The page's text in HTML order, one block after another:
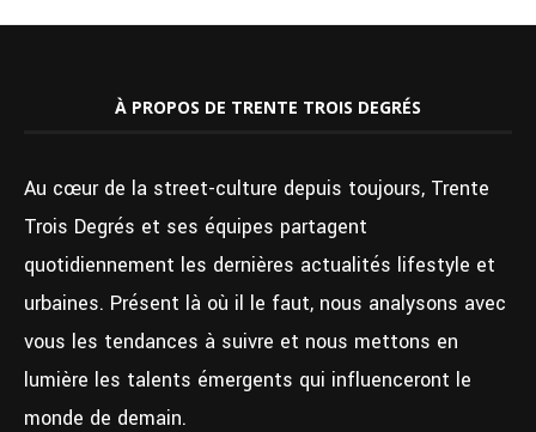
À PROPOS DE TRENTE TROIS DEGRÉS
Au cœur de la street-culture depuis toujours, Trente
Trois Degrés et ses équipes partagent
quotidiennement les dernières actualités lifestyle et
urbaines. Présent là où il le faut, nous analysons avec
vous les tendances à suivre et nous mettons en
lumière les talents émergents qui influenceront le
monde de demain.